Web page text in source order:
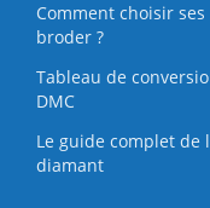
Comment choisir ses
broder ?
Tableau de
DMC
Le guide complet de
diamant